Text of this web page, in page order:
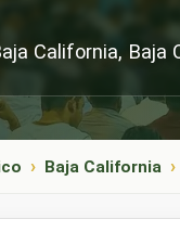
California, Baja
Baja California